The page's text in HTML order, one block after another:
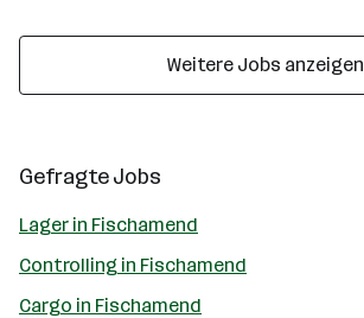
Weitere Jobs anzeigen
Gefragte Jobs
Lager in Fischamend
Controlling in Fischamend
Cargo in Fischamend